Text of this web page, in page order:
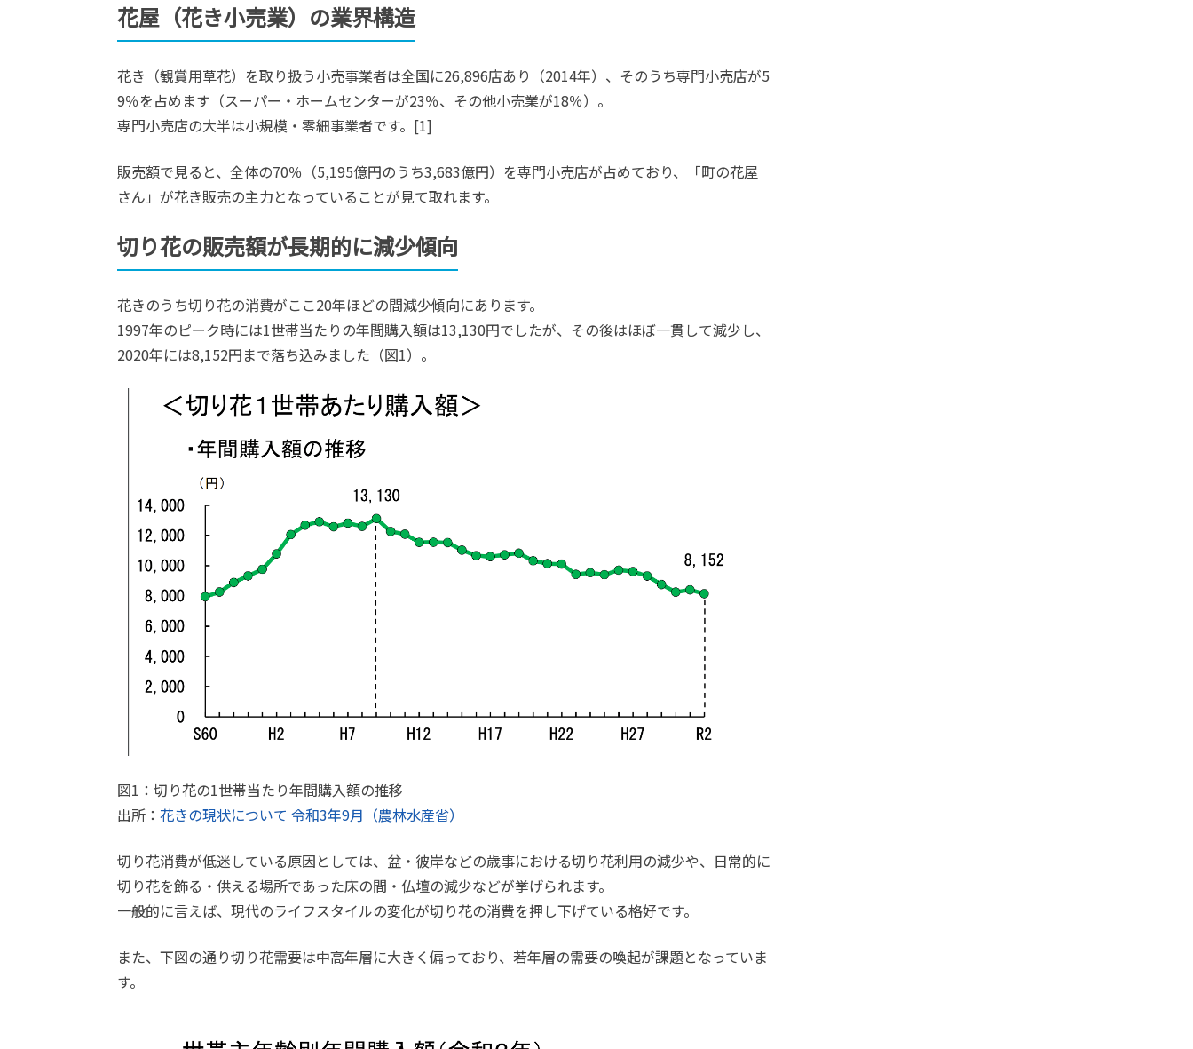
花屋（花き小売業）の業界構造
花き（観賞用草花）を取り扱う小売事業者は全国に26,896店あり（2014年）、そのうち専門小売店が5
9％を占めます（スーパー・ホームセンターが23％、その他小売業が18％）。
専門小売店の大半は小規模・零細事業者です。[1]
販売額で見ると、全体の70％（5,195億円のうち3,683億円）を専門小売店が占めており、「町の花屋
さん」が花き販売の主力となっていることが見て取れます。
切り花の販売額が長期的に減少傾向
花きのうち切り花の消費がここ20年ほどの間減少傾向にあります。
1997年のピーク時には1世帯当たりの年間購入額は13,130円でしたが、その後はほぼ一貫して減少し、
2020年には8,152円まで落ち込みました（図1）。
図1：切り花の1世帯当たり年間購入額の推移
出所： 花きの現状について 令和3年9月（農林水産省）
切り花消費が低迷している原因としては、盆・彼岸などの歳事における切り花利用の減少や、日常的に
切り花を飾る・供える場所であった床の間・仏壇の減少などが挙げられます。
一般的に言えば、現代のライフスタイルの変化が切り花の消費を押し下げている格好です。
また、下図の通り切り花需要は中高年層に大きく偏っており、若年層の需要の喚起が課題となっていま
す。